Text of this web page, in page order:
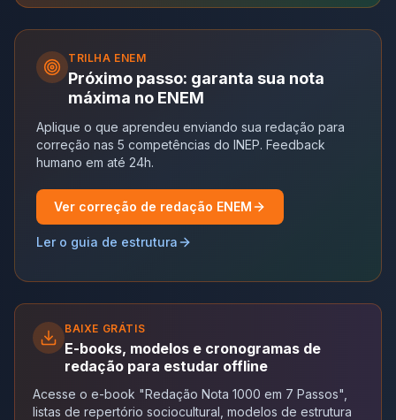
TRILHA ENEM
Próximo passo: garanta sua nota
máxima no ENEM
Aplique o que aprendeu enviando sua redação para
correção nas 5 competências do INEP. Feedback
humano em até 24h.
Ver correção de redação ENEM
Ler o guia de estrutura
BAIXE GRÁTIS
E-books, modelos e cronogramas de
redação para estudar offline
Acesse o e-book "Redação Nota 1000 em 7 Passos",
listas de repertório sociocultural, modelos de estrutura